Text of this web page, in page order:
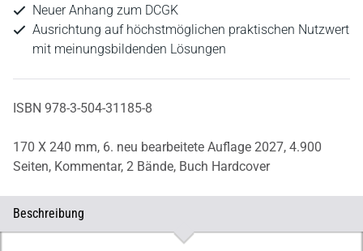
Neuer Anhang zum DCGK
Ausrichtung auf höchstmöglichen praktischen Nutzwert
mit meinungsbildenden Lösungen
ISBN 978-3-504-31185-8
170 X 240 mm, 6. neu bearbeitete Auflage 2027, 4.900
Seiten, Kommentar, 2 Bände, Buch Hardcover
Beschreibung